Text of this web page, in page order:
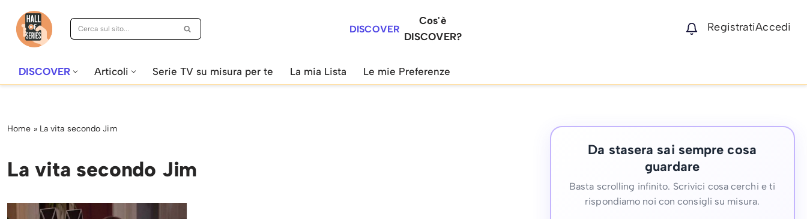
Vai
DISCOVER
Cos'è
DISCOVER?
RegistratiAccedi
DISCOVER Articoli Serie TV su misura per te La mia Lista Le mie Preferenze
Home » La vita secondo Jim
La vita secondo Jim
Da stasera sai sempre cosa
guardare
Basta scrolling infinito. Scrivici cosa cerchi e ti
rispondiamo noi con consigli su misura.